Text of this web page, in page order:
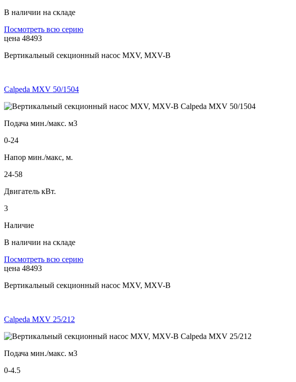
В наличии на складе
Посмотреть всю серию
цена 48493
Вертикальный секционный насос MXV, MXV-B
Calpeda MXV 50/1504
Подача мин./макс. м3
0-24
Напор мин./макс, м.
24-58
Двигатель кВт.
3
Наличие
В наличии на складе
Посмотреть всю серию
цена 48493
Вертикальный секционный насос MXV, MXV-B
Calpeda MXV 25/212
Подача мин./макс. м3
0-4.5